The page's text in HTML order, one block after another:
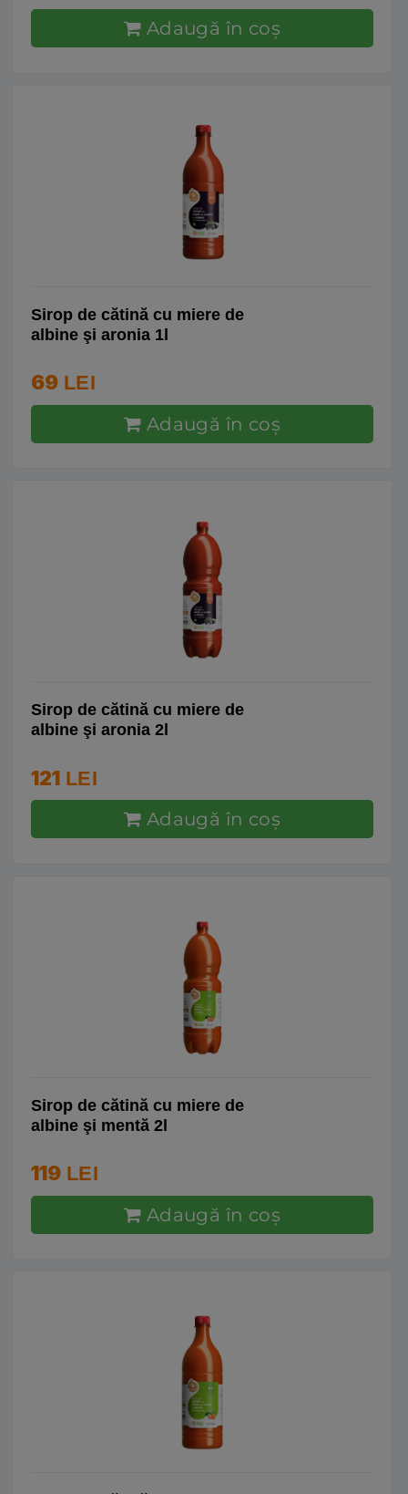
Adaugă în coş
Sirop de cătină cu miere de
albine şi aronia 1l
69 LEI
Adaugă în coş
Sirop de cătină cu miere de
albine şi aronia 2l
121 LEI
Adaugă în coş
Sirop de cătină cu miere de
albine şi mentă 2l
119 LEI
Adaugă în coş